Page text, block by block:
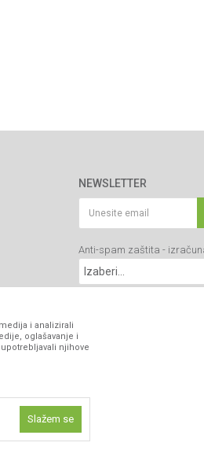
NEWSLETTER
Anti-spam zaštita -
PRATITE NAS
i analizirali
oglašavanje i
njihove
Slažem se